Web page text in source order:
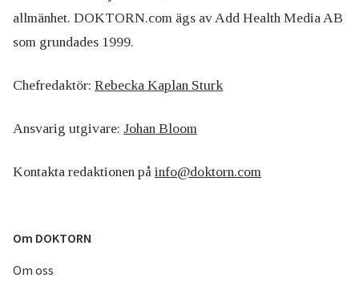
allmänhet. DOKTORN.com ägs av Add Health Media AB
som grundades 1999.
Chefredaktör: Rebecka Kaplan Sturk
Ansvarig utgivare: Johan Bloom
Kontakta redaktionen på info@doktorn.com
Om DOKTORN
Om oss